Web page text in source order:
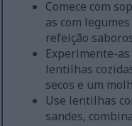
Comece com
as com
refeição
Experimente-
lentilhas
secos e um
Use lentilhas
sandes,